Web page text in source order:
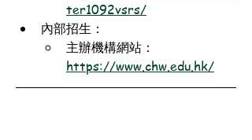
ter1092vsrs/
內部招生：
主辦機構網站：
https://www.chw.edu.hk/